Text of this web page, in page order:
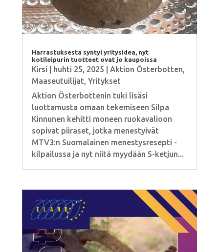
Harrastuksesta syntyi yritysidea, nyt
kotileipurin tuotteet ovat jo kaupoissa
Kirsi huhti 25, 2025 Aktion Österbotten,
Maaseutuilijat, Yritykset
Aktion Österbottenin tuki lisäsi
luottamusta omaan tekemiseen Silpa
Kinnunen kehitti moneen ruokavalioon
sopivat piiraset, jotka menestyivät
MTV3:n Suomalainen menestysresepti -
kilpailussa ja nyt niitä myydään S-ketjun...